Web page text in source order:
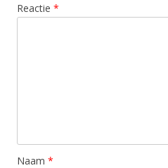
Reactie *
Naam *